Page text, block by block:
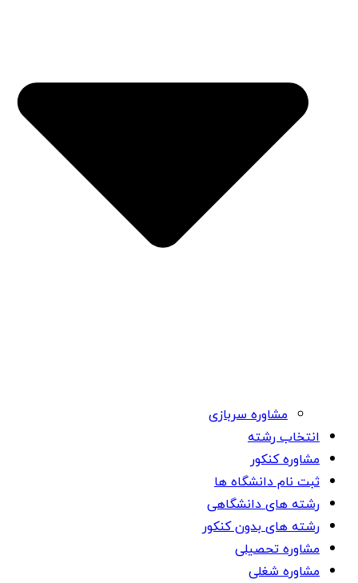
مشاوره سربازی
انتخاب رشته
مشاوره کنکور
ثبت نام دانشگاه ها
رشته های دانشگاهی
رشته های بدون کنکور
مشاوره تحصیلی
مشاوره شغلی